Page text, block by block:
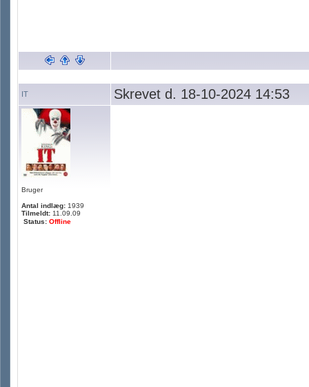
IT Skrevet d. 18-10-2024 14:53
Bruger
Antal indlæg: 1939
Tilmeldt: 11.09.09
Status: Offline